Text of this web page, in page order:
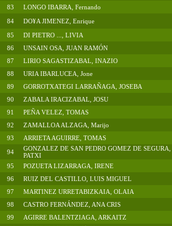
83
LONGO IBARRA, Fernando
84
DO¥A JIMENEZ, Enrique
85
DI PIETRO ..., LIVIA
86
UNSAIN OSA, JUAN RAMÓN
87
LIRIO SAGASTIZABAL, INAZIO
88
URIA IBARLUCEA, Jone
89
GORROTXATEGI LARRAÑAGA, JOSEBA
90
ZABALA IRACIZABAL, JOSU
91
PEÑA VELEZ, TOMAS
92
ZAMALLOA ALZAGA, Marijo
93
ARRIETA AGUIRRE, TOMAS
94
GONZALEZ DE SAN PEDRO GOMEZ DE SEGURA,
PATXI
95
POZUETA LIZARRAGA, IRENE
96
RUIZ DEL CASTILLO, LUIS MIGUEL
97
MARTINEZ URRETABIZKAIA, OLAIA
98
CASTRO FERNÁNDEZ, ANA CRIS
99
AGIRRE BALENTZIAGA, ARKAITZ